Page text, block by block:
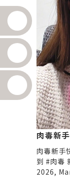
肉毒新
肉毒新手
到 #肉毒
的概念很
情紋不
2026,